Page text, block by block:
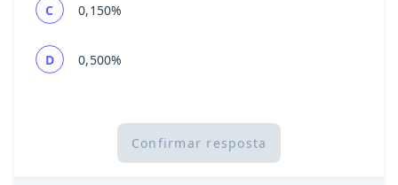
C 0,150%
D 0,500%
Confirmar resposta